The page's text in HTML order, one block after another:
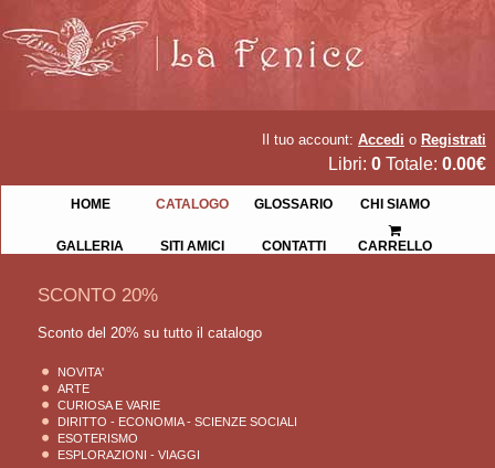
Il tuo account: Accedi o Registrati
Libri: 0 Totale: 0.00€
HOME CATALOGO GLOSSARIO CHI SIAMO
GALLERIA SITI AMICI CONTATTI CARRELLO
SCONTO 20%
Sconto del 20% su tutto il catalogo
NOVITA'
ARTE
CURIOSA E VARIE
DIRITTO - ECONOMIA - SCIENZE SOCIALI
ESOTERISMO
ESPLORAZIONI - VIAGGI